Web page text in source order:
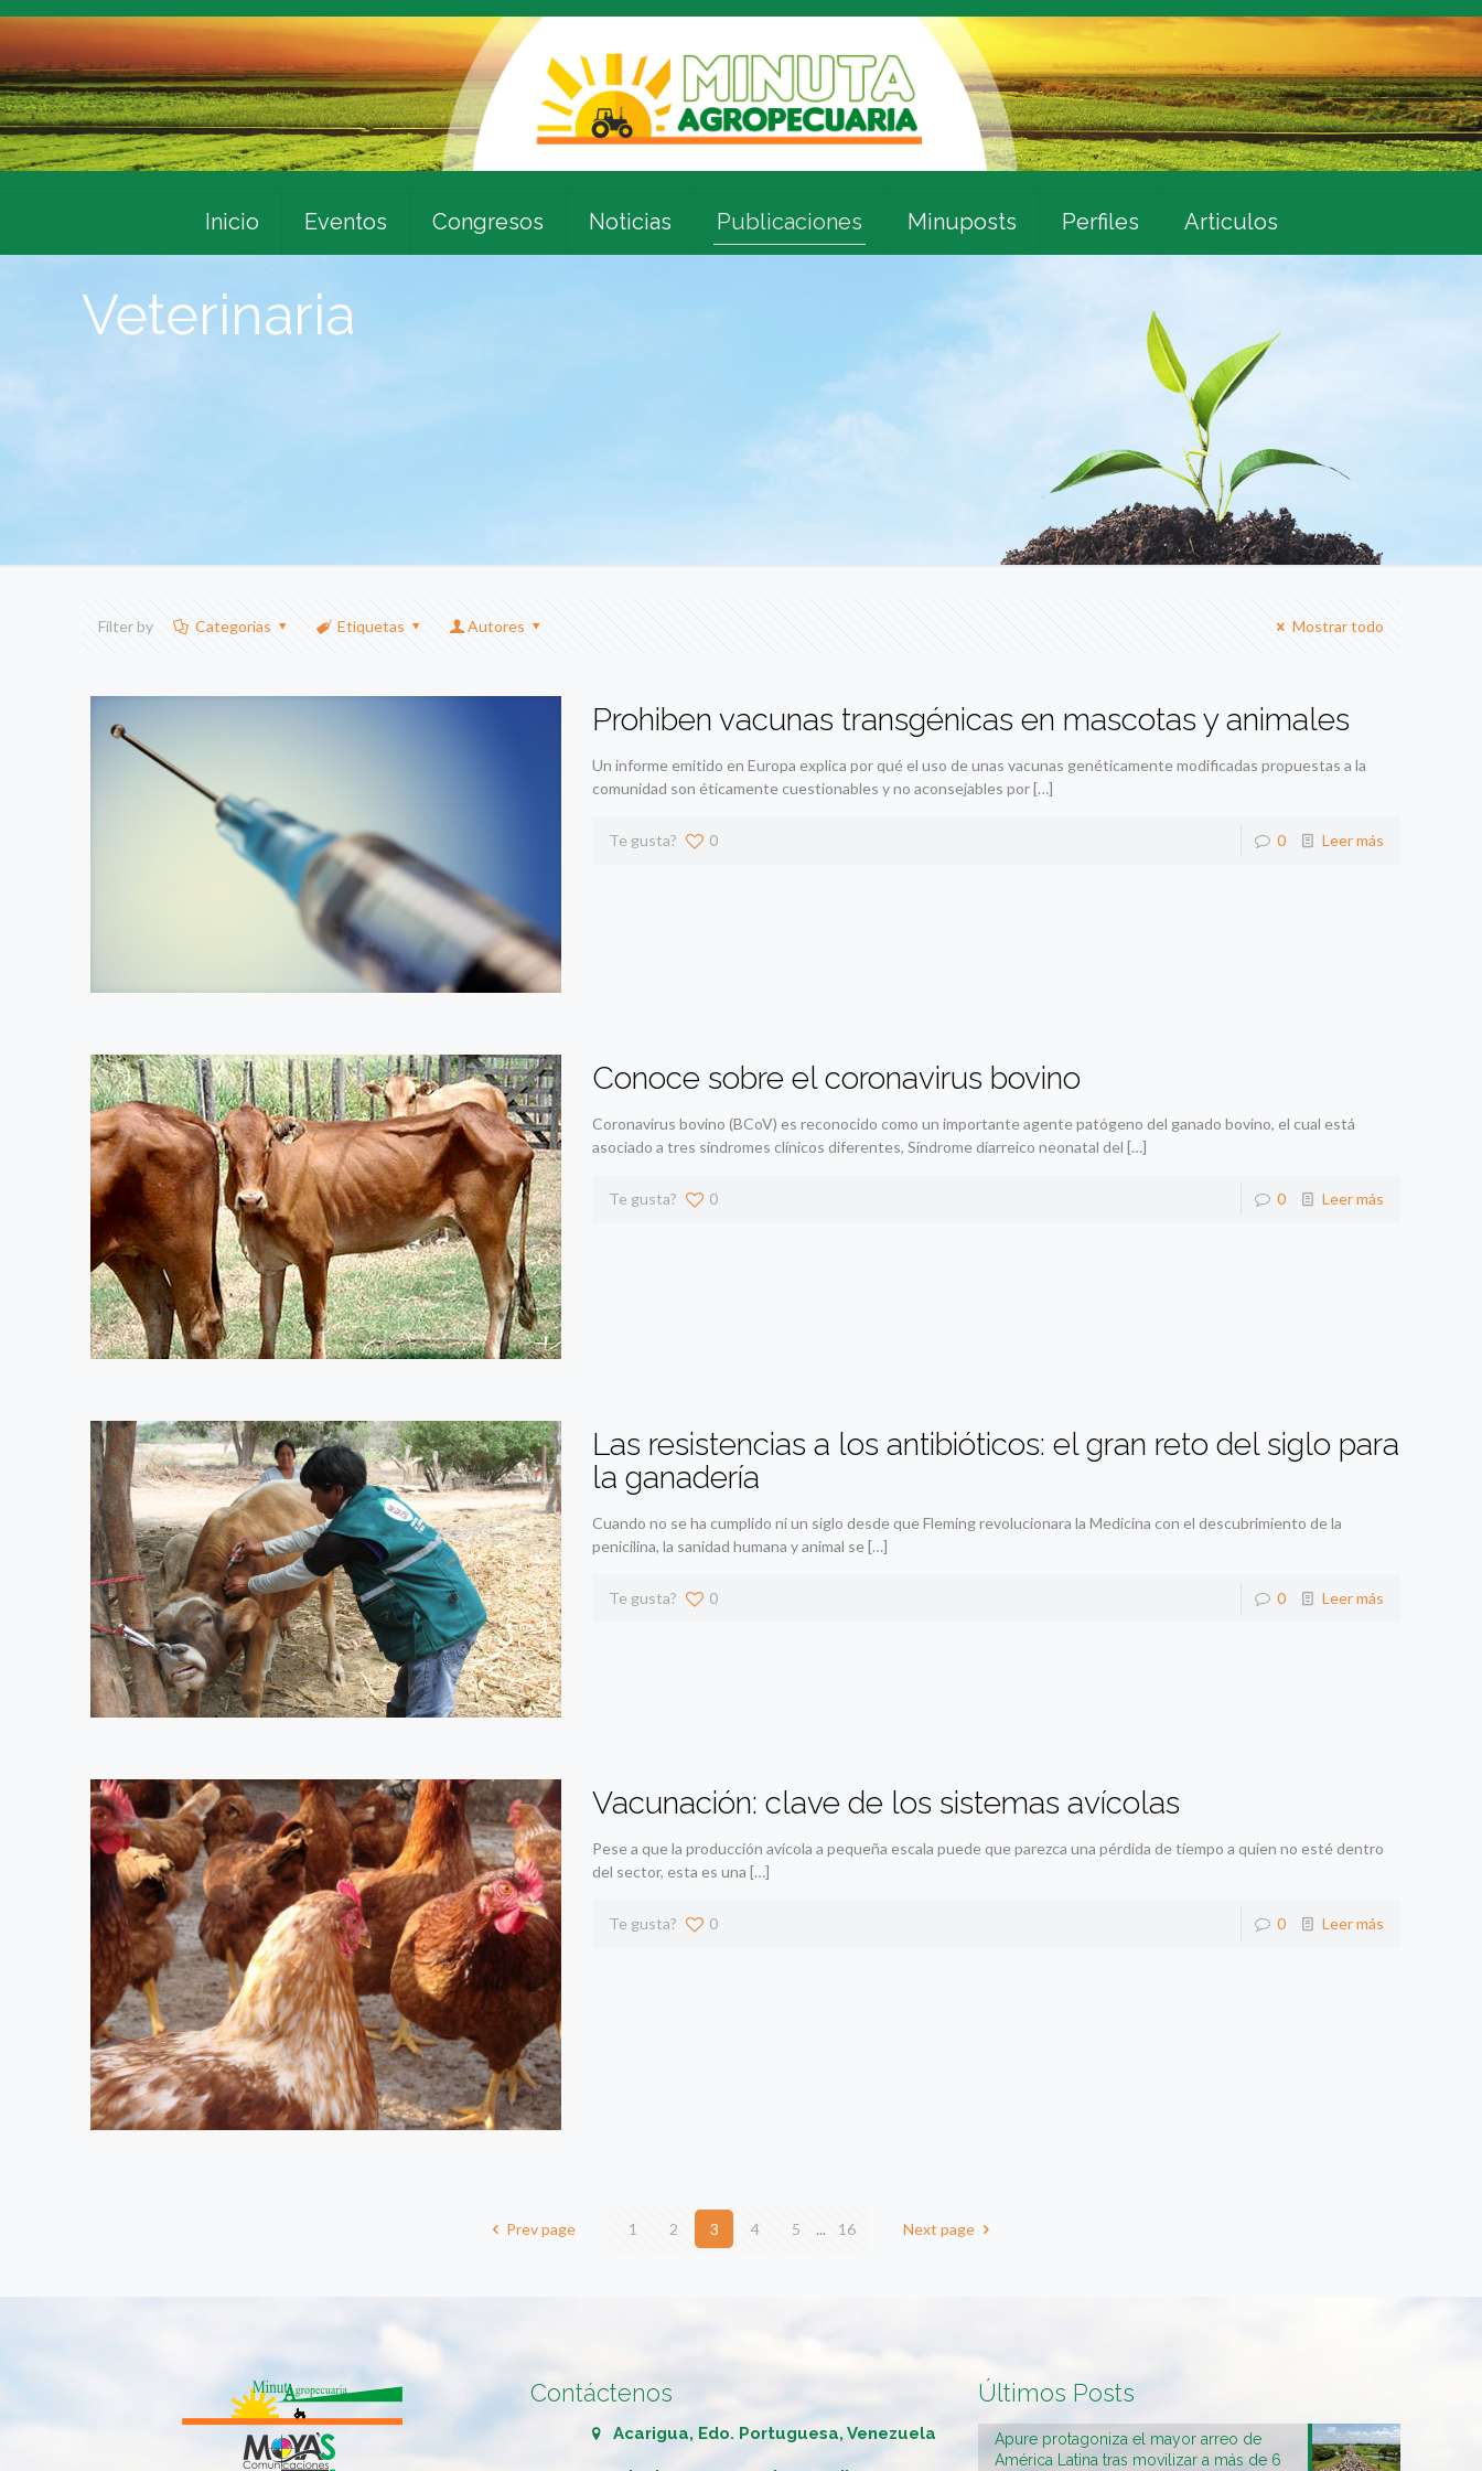
Inicio Eventos Congresos Noticias Publicaciones Minuposts Perfiles Articulos
Veterinaria
Filter by Categorias Etiquetas Autores Mostrar todo
Prohiben vacunas transgénicas en mascotas y animales
Un informe emitido en Europa explica por qué el uso de unas vacunas genéticamente modificadas propuestas a la
comunidad son éticamente cuestionables y no aconsejables por[…]
Te gusta? 0 0 Leer más
Conoce sobre el coronavirus bovino
Coronavirus bovino (BCoV) es reconocido como un importante agente patógeno del ganado bovino, el cual está
asociado a tres síndromes clínicos diferentes, Síndrome diarreico neonatal del […]
Te gusta? 0 0 Leer más
Las resistencias a los antibióticos: el gran reto del siglo para
la ganadería
Cuando no se ha cumplido ni un siglo desde que Fleming revolucionara la Medicina con el descubrimiento de la
penicilina, la sanidad humana y animal se[…]
Te gusta? 0 0 Leer más
Vacunación: clave de los sistemas avícolas
Pese a que la producción avícola a pequeña escala puede que parezca una pérdida de tiempo a quien no esté dentro
del sector, esta es una […]
Te gusta? 0 0 Leer más
Prev page 1 2 3 4 5 ... 16 Next page
Contáctenos
Acarigua, Edo. Portuguesa, Venezuela
Últimos Posts
Apure protagoniza el mayor arreo de
América Latina tras movilizar a más de 6